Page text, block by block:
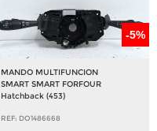
-5%
MANDO MULTIFUNCION
SMART SMART FORFOUR
Hatchback (453)
REF: DO1486668